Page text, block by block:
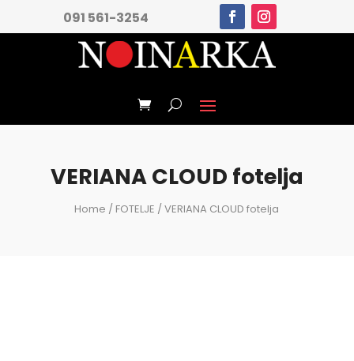
091 561-3254
VERIANA CLOUD fotelja
Home / FOTELJE / VERIANA CLOUD fotelja